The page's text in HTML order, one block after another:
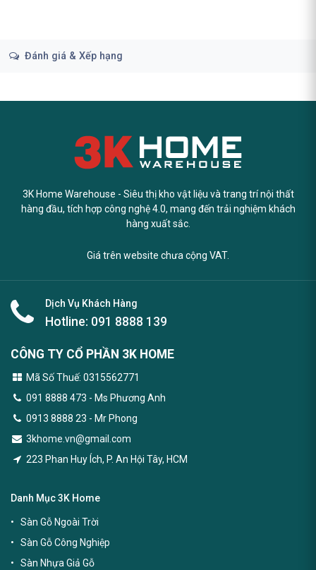
Đánh giá & Xếp hạng
3K Home Warehouse - Siêu thị kho vật liệu và trang trí nội thất
hàng đầu, tích hợp công nghệ 4.0, mang đến trải nghiệm khách
hàng xuất sắc.
Giá trên website chưa cộng VAT.
Dịch Vụ Khách Hàng
Hotline: 091 8888 139
CÔNG TY CỔ PHẦN 3K HOME
Mã Số Thuế: 0315562771
091 8888 473 - Ms Phương Anh
0913 8888 23 - Mr Phong
3khome.vn@gmail.com
223 Phan Huy Ích, P. An Hội Tây, HCM
Danh Mục 3K Home
Sàn Gỗ Ngoài Trời
Sàn Gỗ Công Nghiệp
Sàn Nhựa Giả Gỗ